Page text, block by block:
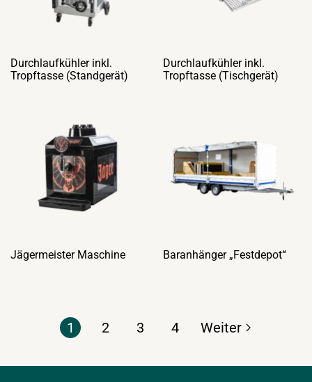
Durchlaufkühler inkl.
Tropftasse (Standgerät)
Durchlaufkühler inkl.
Tropftasse (Tischgerät)
Jägermeister Maschine Baranhänger „Festdepot“
1 2 3 4